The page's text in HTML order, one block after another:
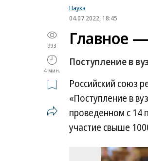
Наука
04.07.2022, 18:45
993
4 мин.
Главное
Поступление в
Российский союз
«Поступление в
проведенном с 14
участие свыше